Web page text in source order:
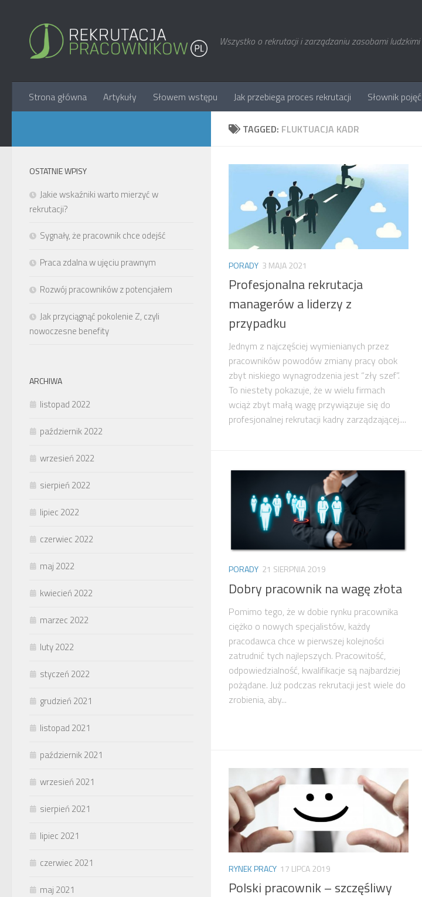
Wszystko o rekrutacji i zarządzaniu zasobami ludzkimi
Strona główna Artykuły Słowem wstępu Jak przebiega proces rekrutacji Słownik pojęć
TAGGED: FLUKTUACJA KADR
PORADY 3 MAJA 2021
Profesjonalna rekrutacja
managerów a liderzy z
przypadku
Jednym z najczęściej wymienianych przez
pracowników powodów zmiany pracy obok
zbyt niskiego wynagrodzenia jest “zły szef”.
To niestety pokazuje, że w wielu firmach
wciąż zbyt małą wagę przywiązuje się do
profesjonalnej rekrutacji kadry zarządzającej....
PORADY 21 SIERPNIA 2019
Dobry pracownik na wagę złota
Pomimo tego, że w dobie rynku pracownika
ciężko o nowych specjalistów, każdy
pracodawca chce w pierwszej kolejności
zatrudnić tych najlepszych. Pracowitość,
odpowiedzialność, kwalifikacje są najbardziej
pożądane. Już podczas rekrutacji jest wiele do
zrobienia, aby...
RYNEK PRACY 17 LIPCA 2019
Polski pracownik – szczęśliwy
OSTATNIE WPISY
Jakie wskaźniki warto mierzyć w
rekrutacji?
Sygnały, że pracownik chce odejść
Praca zdalna w ujęciu prawnym
Rozwój pracowników z potencjałem
Jak przyciągnąć pokolenie Z, czyli
nowoczesne benefity
ARCHIWA
listopad 2022
październik 2022
wrzesień 2022
sierpień 2022
lipiec 2022
czerwiec 2022
maj 2022
kwiecień 2022
marzec 2022
luty 2022
styczeń 2022
grudzień 2021
listopad 2021
październik 2021
wrzesień 2021
sierpień 2021
lipiec 2021
czerwiec 2021
maj 2021